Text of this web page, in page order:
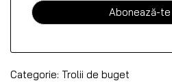
Categorie: Trolii de buget